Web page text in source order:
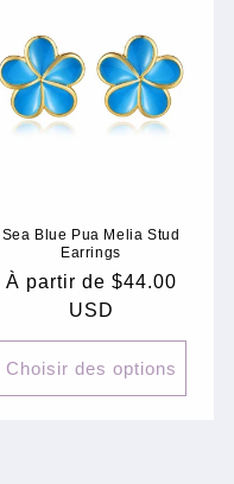
Sea Blue Pua Melia Stud
Earrings
Prix
À partir de $44.00
USD
Choisir des options